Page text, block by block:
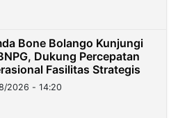
Bone Bolango Kunjungi
Dukung Percepatan
Fasilitas Strategis
2026 - 14:20